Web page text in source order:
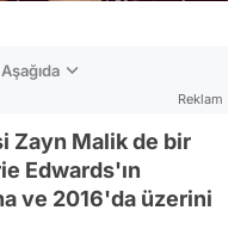
Reklam
Zayn Malik de bir
Edwards'ın
ve 2016'da üzerini